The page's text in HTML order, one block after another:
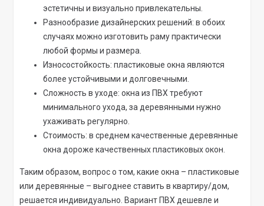
эстетичны и визуально привлекательны.
Разнообразие дизайнерских решений: в обоих
случаях можно изготовить раму практически
любой формы и размера.
Износостойкость: пластиковые окна являются
более устойчивыми и долговечными.
Сложность в уходе: окна из ПВХ требуют
минимального ухода, за деревянными нужно
ухаживать регулярно.
Стоимость: в среднем качественные деревянные
окна дороже качественных пластиковых окон.
Таким образом, вопрос о том, какие окна – пластиковые
или деревянные – выгоднее ставить в квартиру/дом,
решается индивидуально. Вариант ПВХ дешевле и